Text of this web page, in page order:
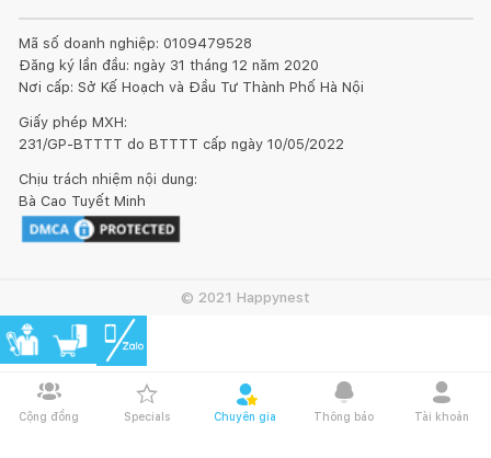
Cộng đồng Specials Chuyên gia Thông báo Tài khoản
Mã số doanh nghiệp: 0109479528
Đăng ký lần đầu: ngày 31 tháng 12 năm 2020
Nơi cấp: Sở Kế Hoạch và Đầu Tư Thành Phố Hà Nội
Giấy phép MXH:
231/GP-BTTTT do BTTTT cấp ngày 10/05/2022
Chịu trách nhiệm nội dung:
Bà Cao Tuyết Minh
© 2021 Happynest